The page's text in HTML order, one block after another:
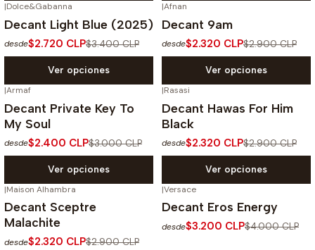
|Dolce&Gabanna
Decant Light Blue (2025)
desde$2.720 CLP$3.400 CLP
Ver opciones
|Afnan
Decant 9am
desde$2.320 CLP$2.900 CLP
Ver opciones
|Armaf
Decant Private Key To
My Soul
desde$2.400 CLP$3.000 CLP
Ver opciones
|Rasasi
Decant Hawas For Him
Black
desde$2.320 CLP$2.900 CLP
Ver opciones
-20% OFF
|Maison Alhambra
Decant Sceptre
Malachite
desde$2.320 CLP$2.900 CLP
-20% OFF
|Versace
Decant Eros Energy
desde$3.200 CLP$4.000 CLP